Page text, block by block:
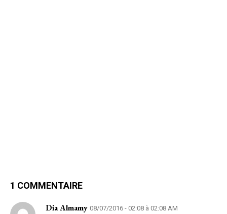
1 COMMENTAIRE
Dia Almamy 08/07/2016 - 02:08 à 02:08 AM